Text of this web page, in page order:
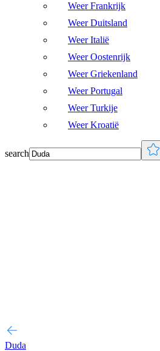
Weer Frankrijk
Weer Duitsland
Weer Italië
Weer Oostenrijk
Weer Griekenland
Weer Portugal
Weer Turkije
Weer Kroatië
search
Duda